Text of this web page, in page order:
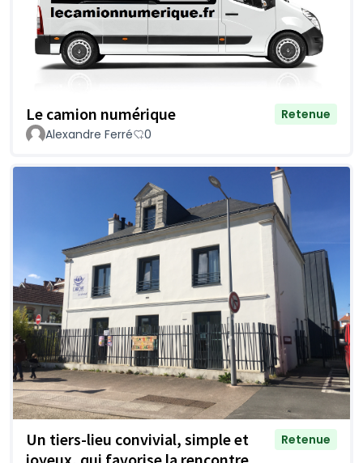
Le camion numérique
Retenue
Alexandre Ferré
0
Un tiers-lieu convivial, simple et
Retenue